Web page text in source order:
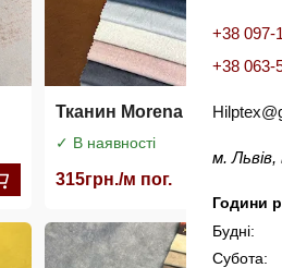
+38 097-
+38 063-
м.
Години
Будні:
Субота:
Тканин Morena (Морена)
✓ В наявності
315грн./м пог.